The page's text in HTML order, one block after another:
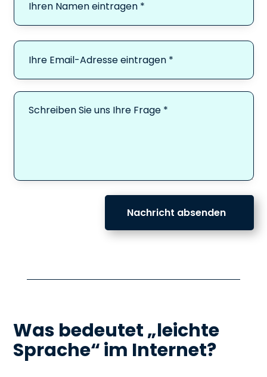
Nachricht absenden
Was bedeutet „leichte
Sprache“ im Internet?